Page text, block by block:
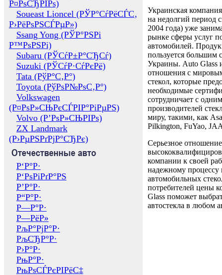
Р¤РѕСЂРІРѕ)
Soueast Lioncel (РЎР°СѓРёСЃС‚
Р›РёРѕРЅСЃРµР»)
Ssang Yong (РЎР°РЅРі
Р™РѕРЅРі)
Subaru (РЎСѓР±Р°СЂСѓ)
Suzuki (РЎСѓР·СѓРєРё)
Tata (РўР°С‚Р°)
Toyota (РўРѕР№РѕС‚Р°)
Volkswagen
(Р¤РѕР»СЊРєСЃРІР°РіРµРЅ)
Volvo (Р’РѕР»СЊРІРѕ)
ZX Landmark
(Р›РµРЅРґРјР°СЂРє)
Отечественные авто
Р‘Р°Р·
Р‘РѕРіРґР°РЅ
Р’Р°Р·
Р“Р°Р·
Р—Р°Р·
Р—РёР»
РљР°РјР°Р·
РљСЂР°Р·
Р›Р°Р·
РњР°Р·
РњРѕСЃРєРІРёС‡
Украинская
на недолгий период
2004 года) уже
рынке сферы услуг
автомобилей.
пользуется большим
Украины. Auto Glass
отношения с
стекол, которые
необходимые
сотрудничает с
производителей
миру, такими, как
Pilkington, FuYao,
Серьезное отношение
компании к своей
надежному процессу
автомобильных
потребителей цены
Glass поможет
автостекла в любом